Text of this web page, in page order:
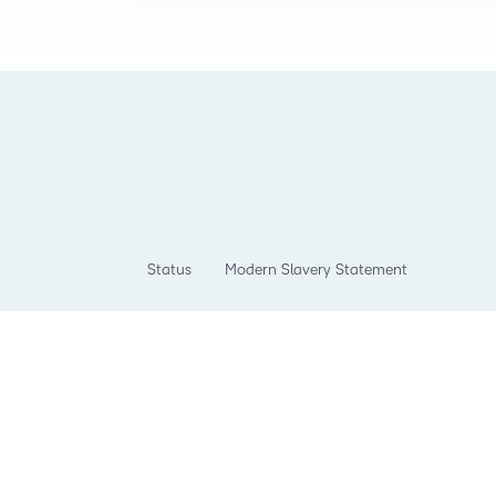
Status Modern Slavery Statement